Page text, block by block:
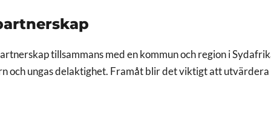
tillsammans med en kommun och region i
och ungas delaktighet. Framåt blir det viktigt att